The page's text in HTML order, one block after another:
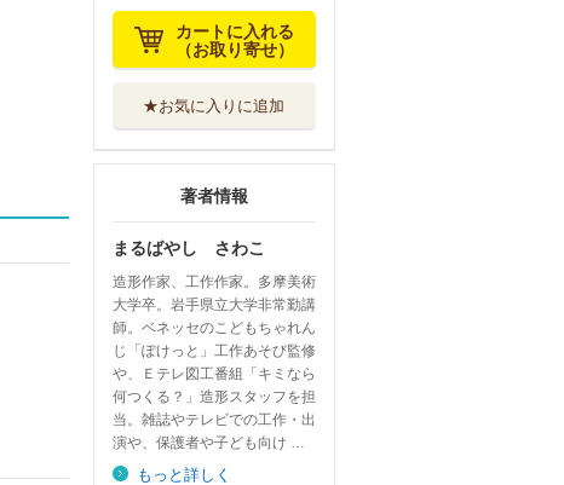
カートに入れる
（お取り寄せ）
★お気に入りに追加
著者情報
まるばやし さわこ
造形作家、工作作家。多摩美術
大学卒。岩手県立大学非常勤講
師。ベネッセのこどもちゃれん
じ「ぽけっと」工作あそび監修
や、Ｅテレ図工番組「キミなら
何つくる？」造形スタッフを担
当。雑誌やテレビでの工作・出
演や、保護者や子ども向け …
もっと詳しく